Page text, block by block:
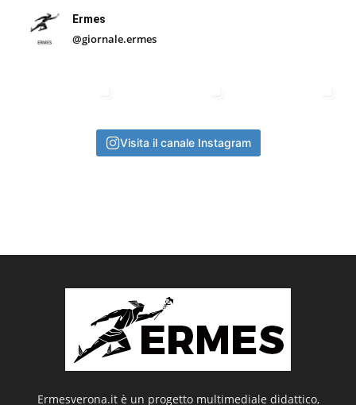
Ermes
@giornale.ermes
Visita il canale Instagram
Ermesverona.it è un progetto multimediale didattico,